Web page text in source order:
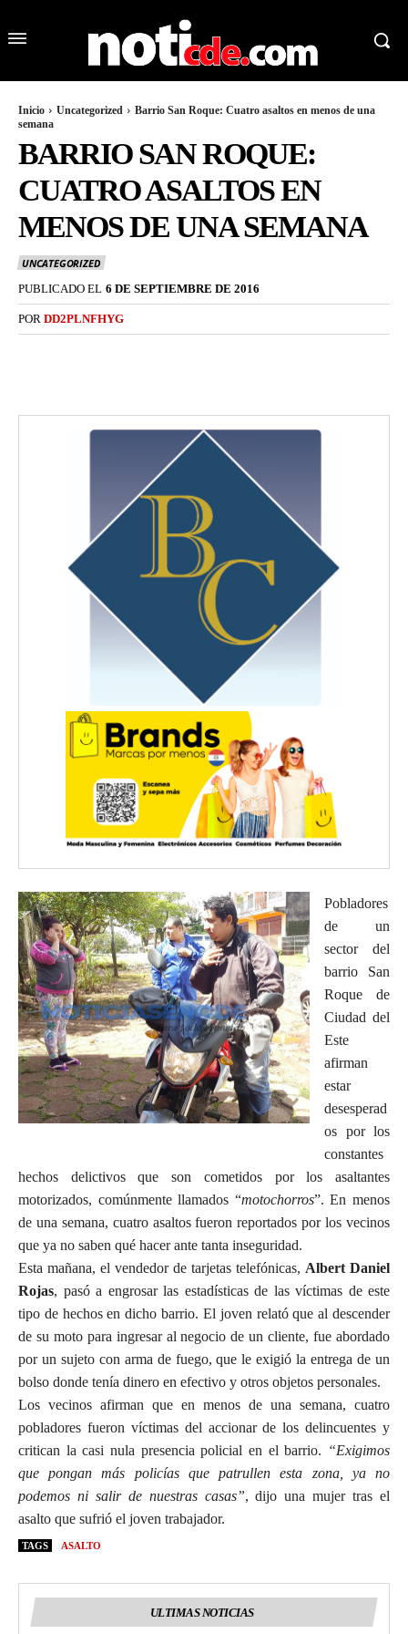
Inicio Uncategorized
Barrio San Roque: Cuatro asaltos en menos de una
semana
BARRIO SAN ROQUE:
CUATRO ASALTOS EN
MENOS DE UNA SEMANA
UNCATEGORIZED
PUBLICADO EL 6 DE SEPTIEMBRE DE 2016
POR DD2PLNFHYG
Pobladores
de un
sector del
barrio San
Roque de
Ciudad del
Este
afirman
estar
desesperad
os por los
constantes
hechos delictivos que son cometidos por los asaltantes
motorizados, comúnmente llamados “motochorros”. En menos
de una semana, cuatro asaltos fueron reportados por los vecinos
que ya no saben qué hacer ante tanta inseguridad.
Esta mañana, el vendedor de tarjetas telefónicas, Albert Daniel
Rojas, pasó a engrosar las estadísticas de las víctimas de este
tipo de hechos en dicho barrio. El joven relató que al descender
de su moto para ingresar al negocio de un cliente, fue abordado
por un sujeto con arma de fuego, que le exigió la entrega de un
bolso donde tenía dinero en efectivo y otros objetos personales.
Los vecinos afirman que en menos de una semana, cuatro
pobladores fueron víctimas del accionar de los delincuentes y
critican la casi nula presencia policial en el barrio. “Exigimos
que pongan más policías que patrullen esta zona, ya no
podemos ni salir de nuestras casas”, dijo una mujer tras el
asalto que sufrió el joven trabajador.
TAGS ASALTO
ULTIMAS NOTICIAS